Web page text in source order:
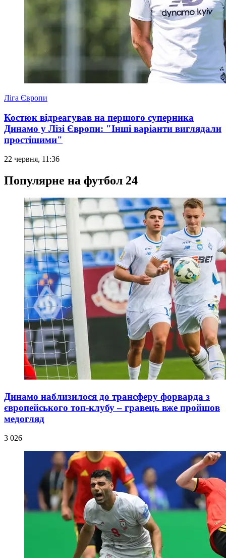
Ліга Європи
Костюк відреагував на першого суперника
Динамо у Лізі Європи: "Інші варіанти виглядали
простішими"
22 червня, 11:36
Популярне на футбол 24
Динамо наблизилося до трансферу форварда з
європейського топ-клубу – гравець вже пройшов
медогляд
3 026